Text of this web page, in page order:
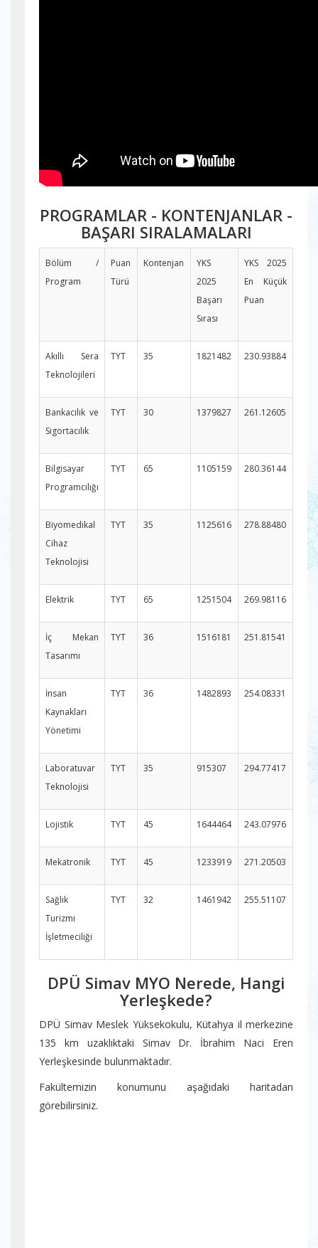
PROGRAMLAR - KONTENJANLAR -
BAŞARI SIRALAMALARI
Bölüm /
Program
Puan
Türü
Kontenjan
YKS
2025
Başarı
Sırası
YKS 2025
En Küçük
Puan
Akıllı Sera
Teknolojileri
TYT 35 1821482 230.93884
Bankacılık ve
Sigortacılık
TYT 30 1379827 261.12605
Bilgisayar
Programcılığı
TYT 65 1105159 280.36144
Biyomedikal
Cihaz
Teknolojisi
TYT 35 1125616 278.88480
Elektrik TYT 65 1251504 269.98116
İç Mekan
Tasarımı
TYT 36 1516181 251.81541
İnsan
Kaynakları
Yönetimi
TYT 36 1482893 254.08331
Laboratuvar
Teknolojisi
TYT 35 915307 294.77417
Lojistik TYT 45 1644464 243.07976
Mekatronik TYT 45 1233919 271.20503
Sağlık
Turizmi
İşletmeciliği
TYT 32 1461942 255.51107
DPÜ Simav MYO Nerede, Hangi
Yerleşkede?
DPÜ Simav Meslek Yüksekokulu, Kütahya il merkezine
135 km uzaklıktaki Simav Dr. İbrahim Naci Eren
Yerleşkesinde bulunmaktadır.
Fakültemizin konumunu aşağıdaki haritadan
görebilirsiniz.